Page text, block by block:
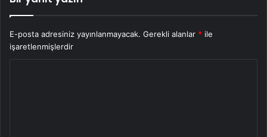
E-posta adresiniz yayınlanmayacak. Gerekli alanlar * ile
işaretlenmişlerdir